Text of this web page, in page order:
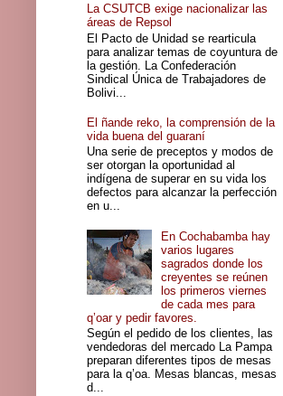
La CSUTCB exige nacionalizar las
áreas de Repsol
El Pacto de Unidad se rearticula
para analizar temas de coyuntura de
la gestión. La Confederación
Sindical Única de Trabajadores de
Bolivi...
El ñande reko, la comprensión de la
vida buena del guaraní
Una serie de preceptos y modos de
ser otorgan la oportunidad al
indígena de superar en su vida los
defectos para alcanzar la perfección
en u...
En Cochabamba hay
varios lugares
sagrados donde los
creyentes se reúnen
los primeros viernes
de cada mes para
q’oar y pedir favores.
Según el pedido de los clientes, las
vendedoras del mercado La Pampa
preparan diferentes tipos de mesas
para la q’oa. Mesas blancas, mesas
d...